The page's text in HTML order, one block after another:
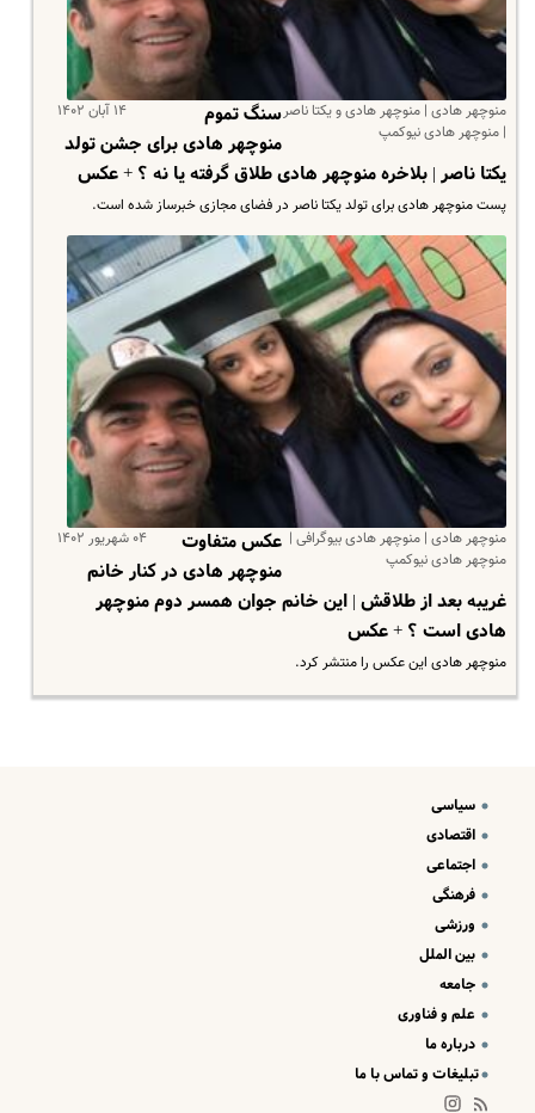
منوچهر هادی | منوچهر هادی و یکتا ناصر
| منوچهر هادی نیوکمپ
۱۴ آبان ۱۴۰۲
سنگ تموم
منوچهر هادی برای جشن تولد
یکتا ناصر | بلاخره منوچهر هادی طلاق گرفته یا نه ؟ + عکس
پست منوچهر هادی برای تولد یکتا ناصر در فضای مجازی خبرساز شده است.
منوچهر هادی | منوچهر هادی بیوگرافی |
منوچهر هادی نیوکمپ
۰۴ شهریور ۱۴۰۲
عکس متفاوت
منوچهر هادی در کنار خانم
غریبه بعد از طلاقش | این خانم جوان همسر دوم منوچهر
هادی است ؟ + عکس
منوچهر هادی این عکس را منتشر کرد.
سیاسی
اقتصادی
اجتماعی
فرهنگی
ورزشی
بین الملل
جامعه
علم و فناوری
درباره ما
تبلیغات و تماس با ما